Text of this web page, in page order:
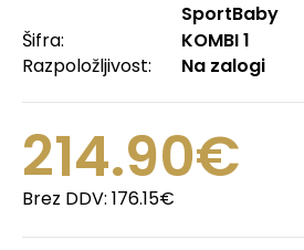
SportBaby
Šifra:
KOMBI 1
Razpoložljivost:
Na zalogi
214.90€
Brez DDV: 176.15€